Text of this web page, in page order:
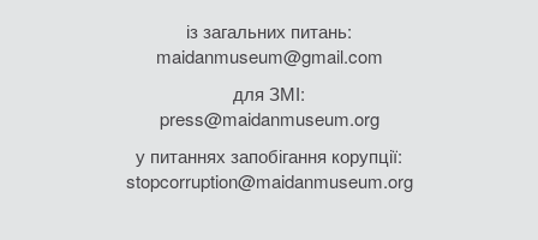
із загальних питань:
maidanmuseum@gmail.com
для ЗМІ:
press@maidanmuseum.org
у питаннях запобігання корупції:
stopcorruption@maidanmuseum.org